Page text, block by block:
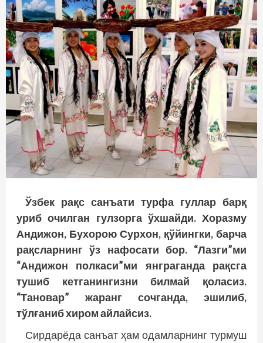
Ўзбек рақс санъати турфа гуллар барқ
уриб очилган гулзорга ўхшайди. Хоразму
Андижон, Бухорою Сурхон, қўйингки, барча
рақсларнинг ўз нафосати бор. “Лазги”ми
“Андижон полкаси”ми янграганда рақсга
тушиб кетганингизни билмай қоласиз.
“Тановар” жаранг сочганда, эшилиб,
тўлғаниб хиром айлайсиз.
Сирдарёда санъат ҳам одамларнинг турмуш